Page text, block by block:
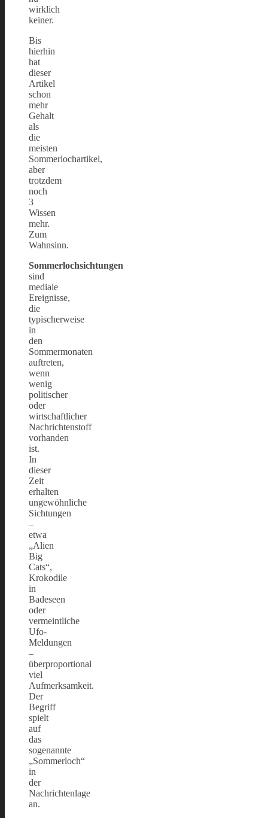
wirklich
keiner.
Bis
hierhin
hat
dieser
Artikel
schon
mehr
Gehalt
als
die
meisten
Sommerlochartikel,
aber
trotzdem
noch
3
Wissen
mehr.
Zum
Wahnsinn.
Sommerlochsichtungen
sind
mediale
Ereignisse,
die
typischerweise
in
den
Sommermonaten
auftreten,
wenn
wenig
politischer
oder
wirtschaftlicher
Nachrichtenstoff
vorhanden
ist.
In
dieser
Zeit
erhalten
ungewöhnliche
Sichtungen
–
etwa
„Alien
Big
Cats“,
Krokodile
in
Badeseen
oder
vermeintliche
Ufo-
Meldungen
–
überproportional
viel
Aufmerksamkeit.
Der
Begriff
spielt
auf
das
sogenannte
„Sommerloch“
in
der
Nachrichtenlage
an.